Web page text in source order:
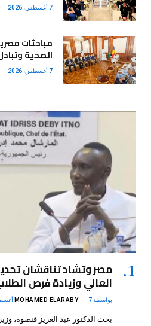
7 أغسطس، 2026
مباحثات
الصحية
7 أغسطس، 2026
مصر وتشاد تناقشان
العالي وزيادة فرص
بواسطة MOHAMED ELARABY 7 أغسطس، 2026
بحث الدكتور عبد العزيز قنصوة،